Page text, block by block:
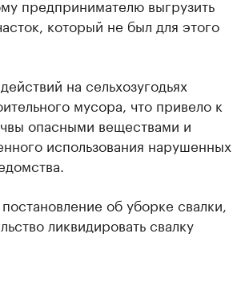
предпринимателю выгрузить
который не был для этого
на сельхозугодьях
мусора, что привело к
опасными веществами и
использования нарушенных
об уборке свалки,
ликвидировать свалку